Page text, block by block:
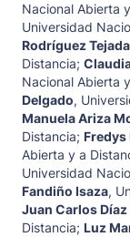
Nacional Abierta
Universidad
Rodríguez Tejada
Distancia;
Nacional Abierta
Delgado,
Manuela Ariza
Distancia; Fredys
Abierta y a
Universidad
Fandiño Isaza,
Juan Carlos Díaz
Distancia; Luz